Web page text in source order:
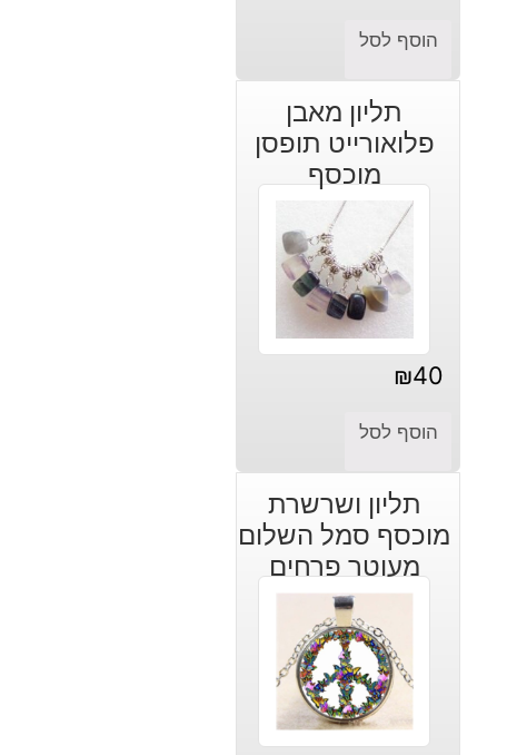
הוסף לסל
תליון מאבן
פלואורייט תופסן
מוכסף
₪40
הוסף לסל
תליון ושרשרת
מוכסף סמל השלום
מעוטר פרחים